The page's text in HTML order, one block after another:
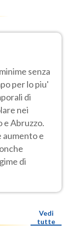
senza
per lo piu'
di
nei
e Abruzzo.
aumento e
di
Vedi
tutte